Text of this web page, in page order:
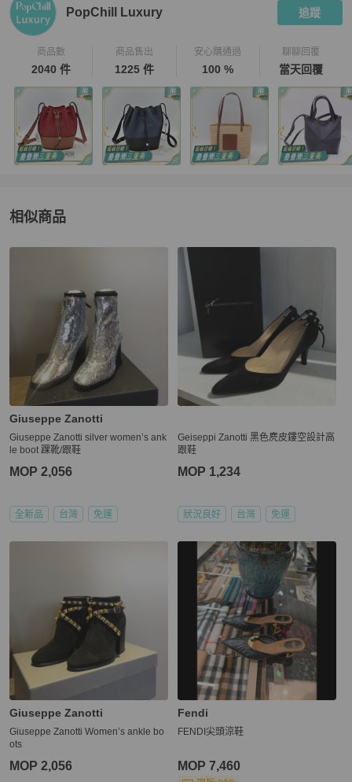
PopChill Luxury 追蹤
商品數
2040 件
商品售出
1225 件
安心購通過
100 %
聊聊回覆
當天回覆
相似商品
更多相似Sergio Rossi 推薦精品
Giuseppe Zanotti
Giuseppe Zanotti silver women’s ank
le boot 踝靴/跟鞋
MOP 2,056
全新品 台灣 免運
Geiseppi Zanotti 黑色麂皮鏤空設計高
跟鞋
MOP 1,234
狀況良好 台灣 免運
Giuseppe Zanotti
Giuseppe Zanotti Women’s ankle bo
ots
MOP 2,056
Fendi
FENDI尖頭涼鞋
MOP 7,460